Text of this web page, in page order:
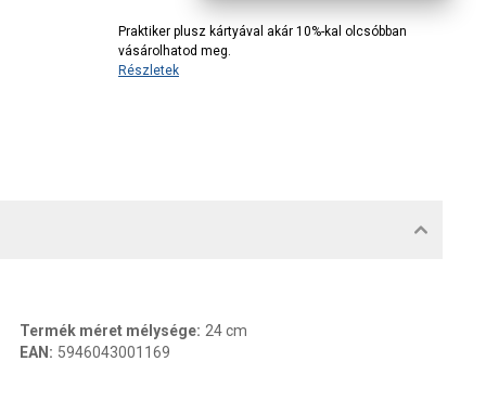
Praktiker plusz kártyával akár 10%-kal olcsóbban
vásárolhatod meg.
Részletek
Termék méret mélysége: 24 cm
EAN : 5946043001169